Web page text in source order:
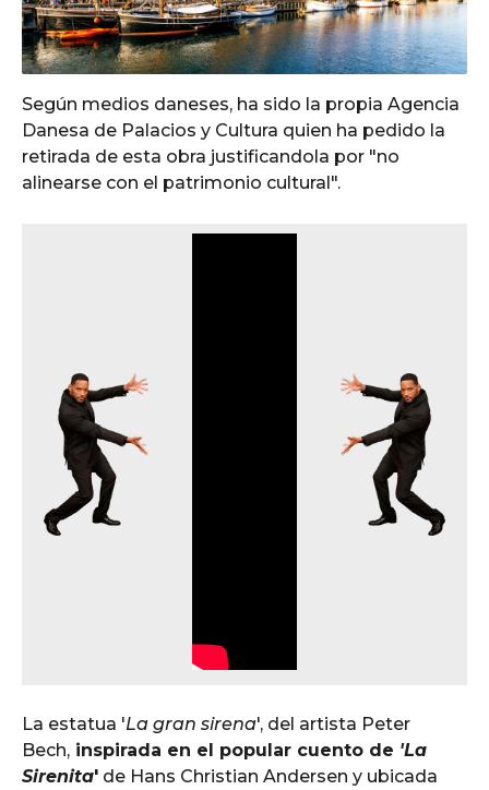
o
Según medios daneses, ha sido la propia Agencia
Danesa de Palacios y Cultura quien ha pedido la
retirada de esta obra justificandola por "no
alinearse con el patrimonio cultural".
La estatua 'La gran sirena', del artista Peter
Bech, inspirada en el popular cuento de 'La
Sirenita' de Hans Christian Andersen y ubicada